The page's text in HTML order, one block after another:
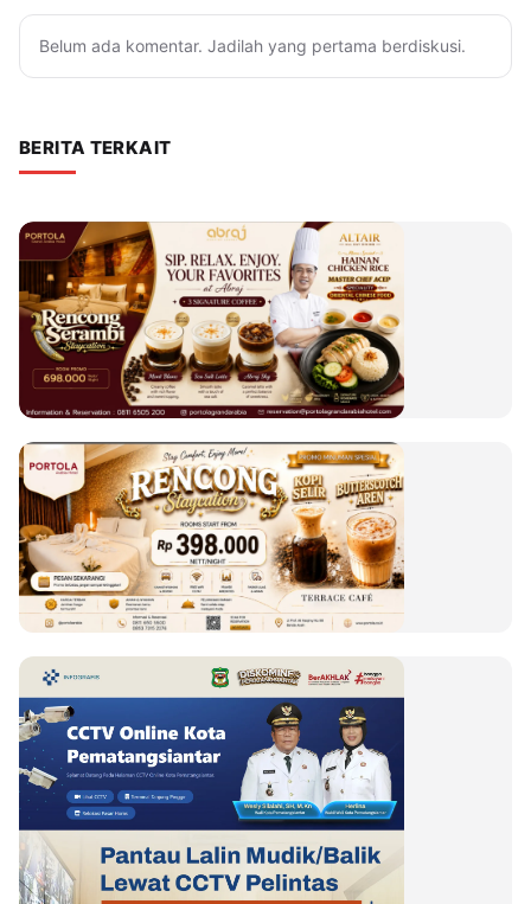
Belum ada komentar. Jadilah yang pertama berdiskusi.
BERITA TERKAIT